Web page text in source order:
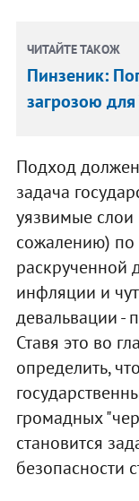
ЧИТАЙТЕ ТАКОЖ
Пинзеник:
загрозою для
Подход
задача
уязвимые слои
сожалению)
раскрученной
инфляции и
девальвации -
Ставя это во
определить,
громадных
становится
безопасности